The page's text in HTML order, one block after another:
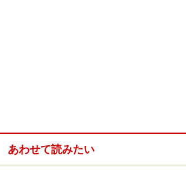
熟成ぶりを象徴するようなトピックス
う。
あわせて読みたい